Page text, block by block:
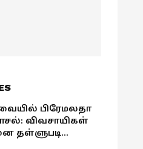
பிரேமலதா
விவசாயிகள்
தள்ளுபடி